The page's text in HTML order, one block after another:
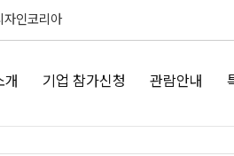
자인코리아
개 기업 참가신청 관람안내